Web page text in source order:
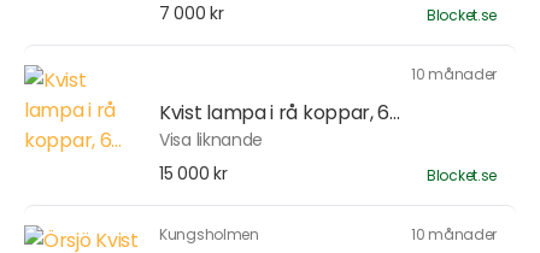
7 000 kr
Blocket.se
10 månader
Kvist lampa i rå koppar, 6...
Visa liknande
15 000 kr
Blocket.se
Kungsholmen 10 månader